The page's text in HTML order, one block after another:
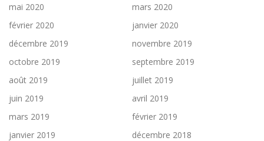
mai 2020
mars 2020
février 2020
janvier 2020
décembre 2019
novembre 2019
octobre 2019
septembre 2019
août 2019
juillet 2019
juin 2019
avril 2019
mars 2019
février 2019
janvier 2019
décembre 2018